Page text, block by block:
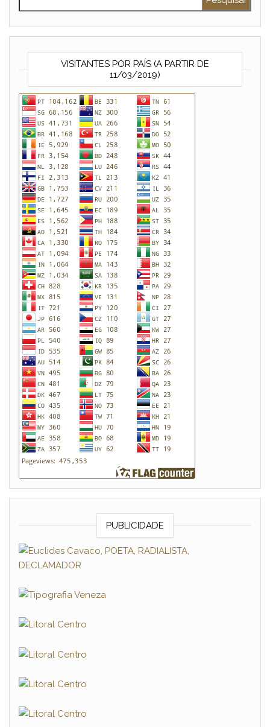
VISITANTES POR PAÍS (A PARTIR DE
11/03/2019)
PUBLICIDADE